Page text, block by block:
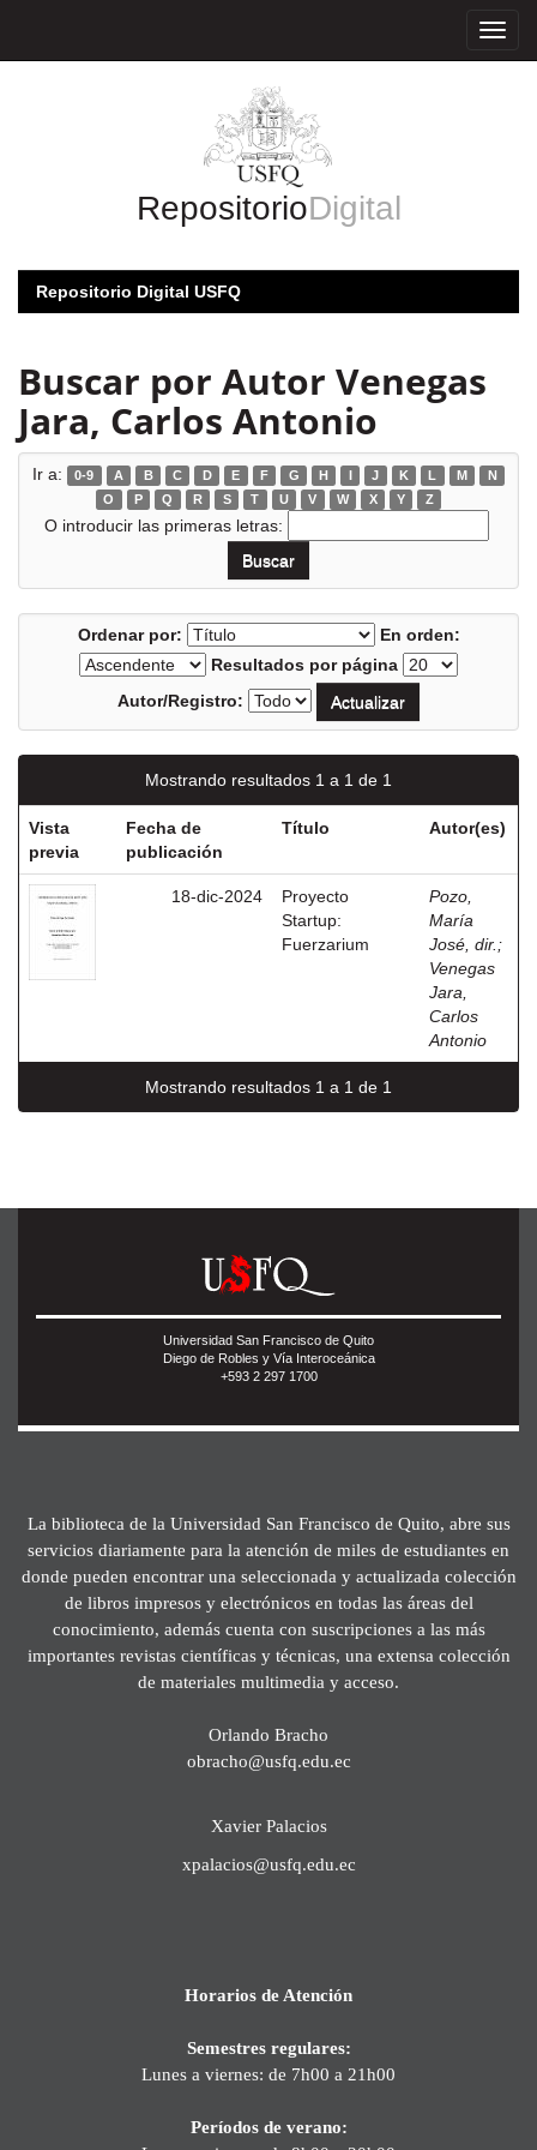
RepositorioDigital
Repositorio Digital USFQ
Buscar por Autor Venegas
Jara, Carlos Antonio
Ir a: 0-9 A B C D E F G H I J K L M
N
O
P Q R S T U V W X Y Z
O introducir las primeras letras:
Ordenar por:
En orden:
Resultados por página
Autor/Registro:
Mostrando resultados 1 a 1 de 1
Vista
previa
Fecha de
publicación
Título Autor(es)
18-dic-2024
Proyecto
Startup:
Fuerzarium
Pozo,
María
José, dir. ;
Venegas
Jara,
Carlos
Antonio
Mostrando resultados 1 a 1 de 1
Universidad San Francisco de Quito
Diego de Robles y Vía Interoceánica
+593 2 297 1700
La biblioteca de la Universidad San Francisco de Quito, abre sus
servicios diariamente para la atención de miles de estudiantes en
donde pueden encontrar una seleccionada y actualizada colección
de libros impresos y electrónicos en todas las áreas del
conocimiento, además cuenta con suscripciones a las más
importantes revistas científicas y técnicas, una extensa colección
de materiales multimedia y acceso.
Orlando Bracho
obracho@usfq.edu.ec
Xavier Palacios
xpalacios@usfq.edu.ec
Horarios de Atención
Semestres regulares:
Lunes a viernes: de 7h00 a 21h00
Períodos de verano: